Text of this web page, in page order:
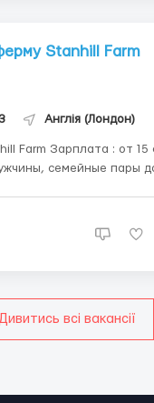
Stanhill Farm
Англія (Лондон)
фунтов в час.
семейные пары
UK GHIC ) - Жи...
Дивитись всі вакансії